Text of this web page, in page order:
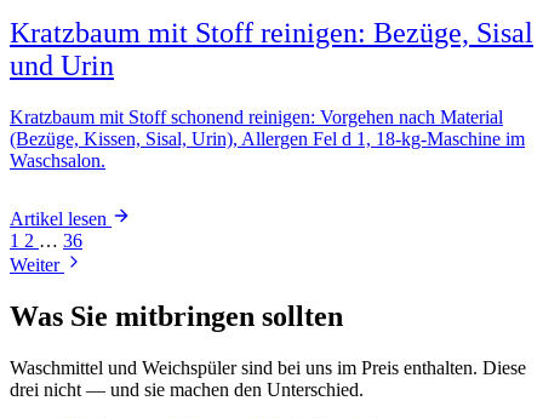
Kratzbaum mit Stoff reinigen: Bezüge, Sisal
und Urin
Kratzbaum mit Stoff schonend reinigen: Vorgehen nach Material
(Bezüge, Kissen, Sisal, Urin), Allergen Fel d 1, 18-kg-Maschine im
Waschsalon.
Artikel lesen
1 2 … 36
Weiter
Was Sie mitbringen sollten
Waschmittel und Weichspüler sind bei uns im Preis enthalten. Diese
drei nicht — und sie machen den Unterschied.